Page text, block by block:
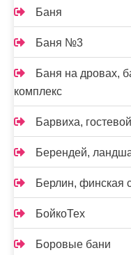
Баня
Баня №3
Баня на дровах,
комплекс
Барвиха,
Берендей,
Берлин, финская
БойкоТех
Боровые бани